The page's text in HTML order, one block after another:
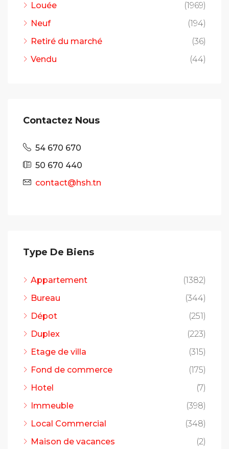
Louée
(1969)
Neuf
(194)
Retiré du marché
(36)
Vendu
(44)
Contactez Nous
54 670 670
50 670 440
contact@hsh.tn
Type De Biens
Appartement
(1382)
Bureau
(344)
Dépot
(251)
Duplex
(223)
Etage de villa
(315)
Fond de commerce
(175)
Hotel
(7)
Immeuble
(398)
Local Commercial
(348)
Maison de vacances
(2)